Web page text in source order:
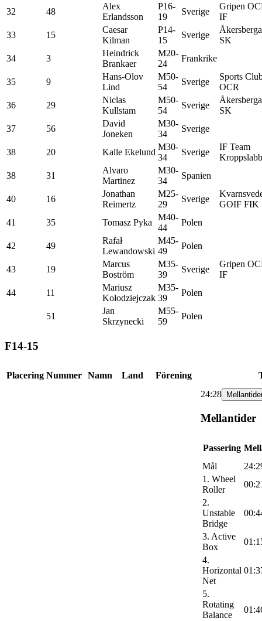
32
48
Alex
Erlandsson
P16-
19
Sverige
Gripen
IF
33
15
Caesar
Kilman
P14-
15
Sverige
Åkersberga
SK
34
3
Heindrick
Brankaer
M20-
24
Frankrike
35 9
Hans-Olov
Lind
M50-
54
Sverige
Sports
OCR
36
29
Niclas
Kullstam
M50-
54
Sverige
Åkersberga
SK
37
56
David
Joneken
M30-
34
Sverige
38 20 Kalle Ekelund
M30-
34
Sverige
IF Team
38
31
Alvaro
Martinez
M30-
34
Spanien
40 16
Jonathan
Reimertz
M25-
29
Sverige
GOIF FIK
41
35 Tomasz Pyka
M40-
44
Polen
42 49
Rafał
Lewandowski
M45-
49
Polen
43 19
Marcus
Boström
M35-
39
Sverige
Gripen
IF
44
11
Mariusz
Kołodziejczak
M35-
39
Polen
51
Jan
Skrzynecki
M55-
59
Polen
F14-15
Placering Nummer Namn Land Förening
24:28
Mellantider
Passering
Mål
1. Wheel
Roller
2.
Unstable
Bridge
3. Active
Box
4.
Horizontal
Net
5.
Rotating
Balance